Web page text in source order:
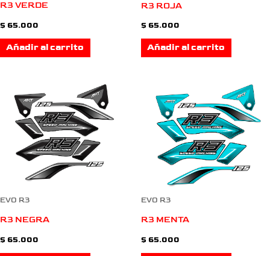
R3 VERDE
$ 65.000
Añadir al carrito
R3 ROJA
$ 65.000
Añadir al carrito
EVO R3
R3 NEGRA
$ 65.000
EVO R3
R3 MENTA
$ 65.000